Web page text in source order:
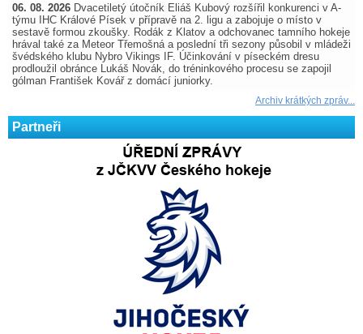
06. 08. 2026 Dvacetiletý útočník Eliáš Kubový rozšířil konkurenci v A-
týmu IHC Králové Písek v přípravě na 2. ligu a zabojuje o místo v
sestavě formou zkoušky. Rodák z Klatov a odchovanec tamního hokeje
hrával také za Meteor Třemošná a poslední tři sezony působil v mládeži
švédského klubu Nybro Vikings IF. Účinkování v píseckém dresu
prodloužil obránce Lukáš Novák, do tréninkového procesu se zapojil
gólman František Kovář z domácí juniorky.
Archiv krátkých zpráv...
Partneři